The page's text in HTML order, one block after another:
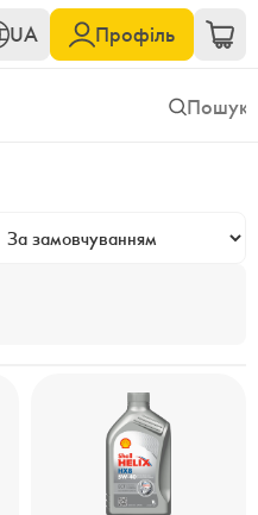
UA Профіль